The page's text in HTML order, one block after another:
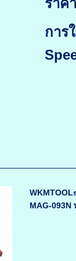
ราค
การ
MAG-093N